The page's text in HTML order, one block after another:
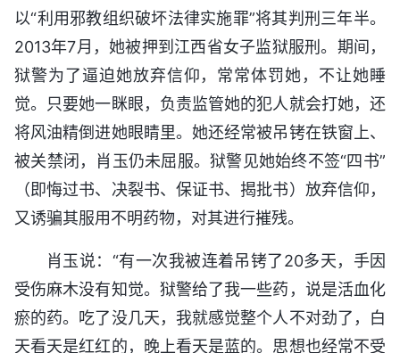
以“利用邪教组织破坏法律实施罪”将其判刑三年半。
2013年7月，她被押到江西省女子监狱服刑。期间，
狱警为了逼迫她放弃信仰，常常体罚她，不让她睡
觉。只要她一眯眼，负责监管她的犯人就会打她，还
将风油精倒进她眼睛里。她还经常被吊铐在铁窗上、
被关禁闭，肖玉仍未屈服。狱警见她始终不签“四书”
（即悔过书、决裂书、保证书、揭批书）放弃信仰，
又诱骗其服用不明药物，对其进行摧残。
肖玉说：“有一次我被连着吊铐了20多天，手因
受伤麻木没有知觉。狱警给了我一些药，说是活血化
瘀的药。吃了没几天，我就感觉整个人不对劲了，白
天看天是红红的，晚上看天是蓝的。思想也经常不受